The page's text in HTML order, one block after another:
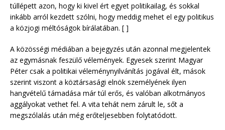
túllépett azon, hogy ki kivel ért egyet politikailag, és sokkal
inkább arról kezdett szólni, hogy meddig mehet el egy politikus
a közjogi méltóságok bírálatában. [ ]
A közösségi médiában a bejegyzés után azonnal megjelentek
az egymásnak feszülő vélemények. Egyesek szerint Magyar
Péter csak a politikai véleménynyilvánítás jogával élt, mások
szerint viszont a köztársasági elnök személyének ilyen
hangvételű támadása már túl erős, és valóban alkotmányos
aggályokat vethet fel. A vita tehát nem zárult le, sőt a
megszólalás után még erőteljesebben folytatódott.